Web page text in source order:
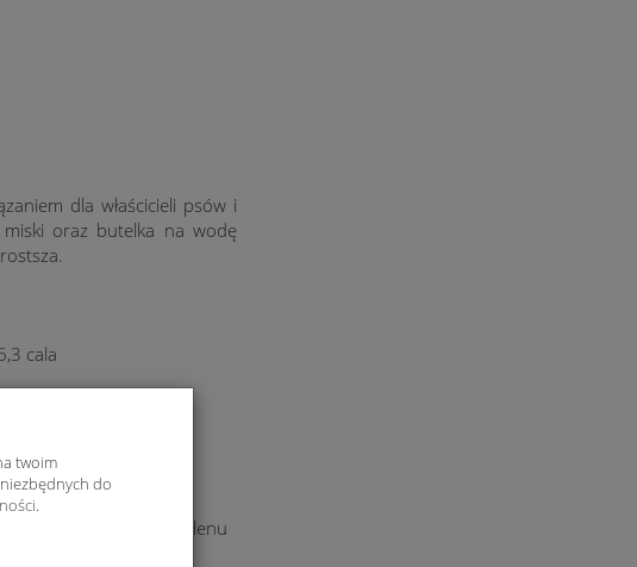
dla właścicieli psów i
oraz butelka na wodę
cala
x 6,69 cala
dla zwierząt polipropylenu
domu
twoim
do
.